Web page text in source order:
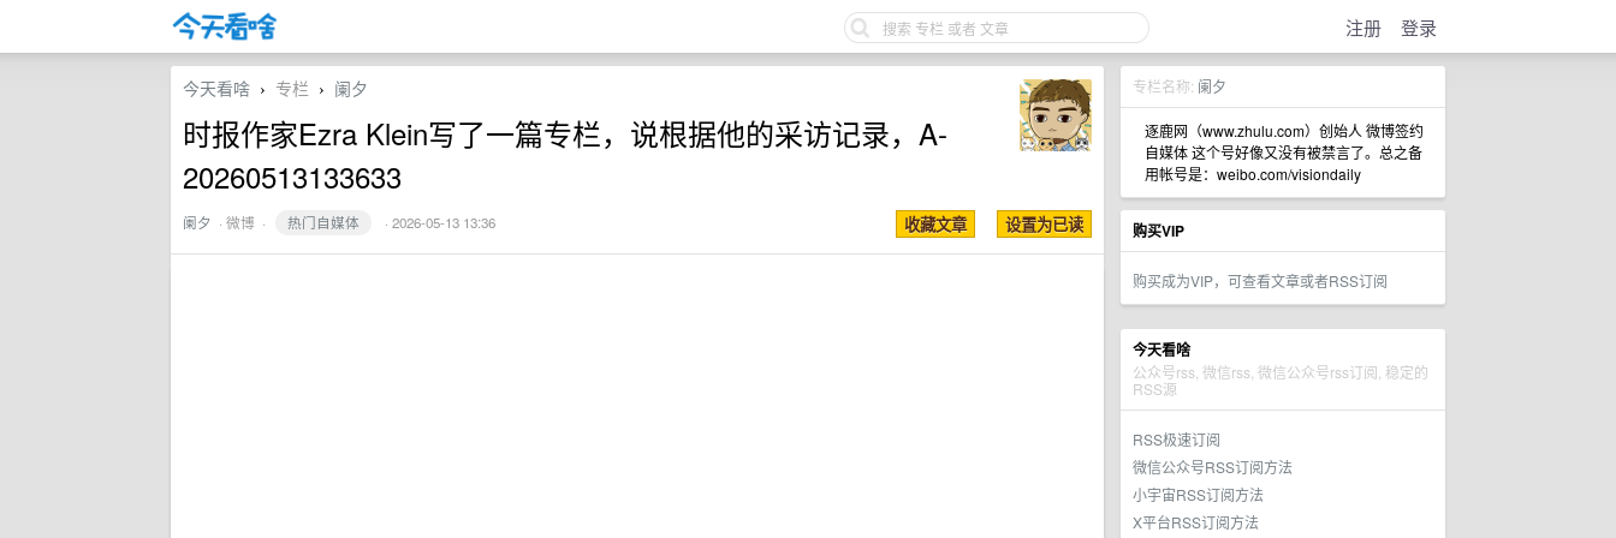
注册 登录
专栏名称: 阑夕
逐鹿网（www.zhulu.com）创始人 微博签约
自媒体 这个号好像又没有被禁言了。总之备
用帐号是：weibo.com/visiondaily
购买VIP
购买成为VIP，可查看文章或者RSS订阅
今天看啥
公众号rss, 微信rss, 微信公众号rss订阅, 稳定的
RSS源
RSS极速订阅
微信公众号RSS订阅方法
小宇宙RSS订阅方法
X平台RSS订阅方法
今天看啥 › 专栏 › 阑夕
时报作家Ezra Klein写了一篇专栏，说根据他的采访记录，A-
20260513133633
阑夕 · 微博 · 热门自媒体 · 2026-05-13 13:36